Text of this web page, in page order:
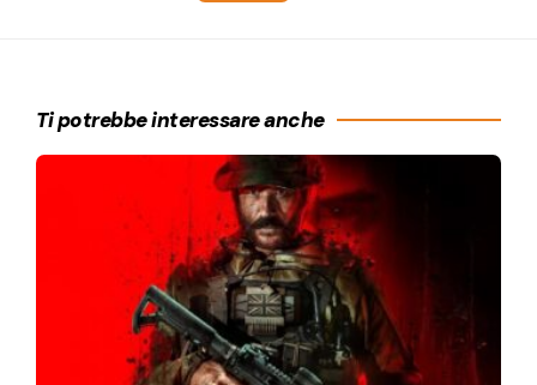
Ti potrebbe interessare anche